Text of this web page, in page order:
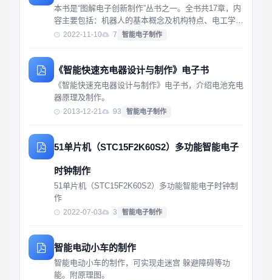
本书是“图解电子创新制作”丛书之一。全书共17章，内
容主要包括：机器人的基本概念及机构特点、电工学基
础理论、电磁装置、机器人驱动链、半导体器件、555
2022-11-10 7 智能电子制作
《智能快速充电器设计与制作》电子书
《智能快速充电器设计与制作》电子书，介绍电池充电
器原理及制作。
2013-12-21 93 智能电子制作
51单片机（STC15F2K60S2）多功能智能电子
时钟制作
51单片机（STC15F2K60S2）多功能智能电子时钟制
作
2022-07-03 3 智能电子制作
智能电动小车的制作
智能电动小车的制作，可实现走迷宫 躲避障碍等功
能。附原理图。